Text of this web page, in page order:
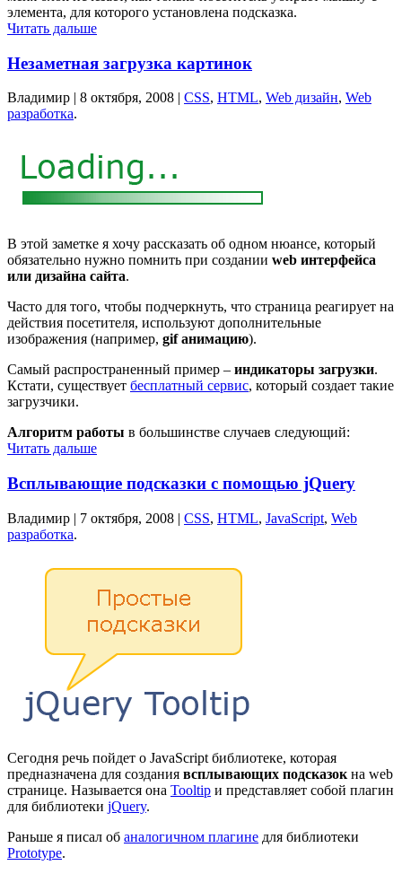
элемента, для которого установлена подсказка.
Читать дальше
Незаметная загрузка картинок
Владимир | 8 октября, 2008 CSS, HTML, Web дизайн, Web
разработка.
В этой заметке я хочу рассказать об одном нюансе, который
обязательно нужно помнить при создании web интерфейса
или дизайна сайта.
Часто для того, чтобы подчеркнуть, что страница реагирует на
действия посетителя, используют дополнительные
изображения (например, gif анимацию).
Самый распространенный пример – индикаторы загрузки.
Кстати, существует бесплатный сервис, который создает такие
загрузчики.
Алгоритм работы в большинстве случаев следующий:
Читать дальше
Всплывающие подсказки с помощью jQuery
Владимир | 7 октября, 2008 | CSS, HTML, JavaScript, Web
разработка.
Сегодня речь пойдет о JavaScript библиотеке, которая
предназначена для создания всплывающих подсказок на web
странице. Называется она Tooltip и представляет собой плагин
для библиотеки jQuery.
Раньше я писал об аналогичном плагине для библиотеки
Prototype.